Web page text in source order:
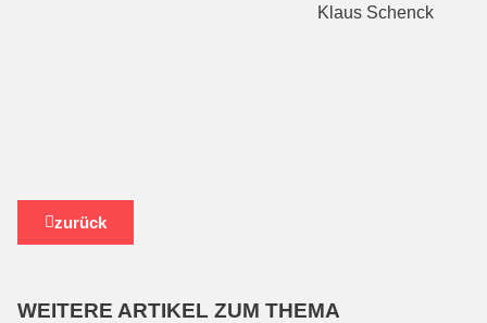
Klaus Schenck
zurück
WEITERE ARTIKEL ZUM THEMA